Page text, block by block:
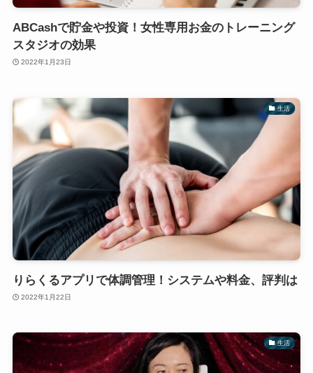
ABCashで貯金や投資！女性専用お金のトレーニング
スタジオの効果
2022年1月23日
生活
りらくるアプリで体調管理！システムや料金、評判は
2022年1月22日
生活